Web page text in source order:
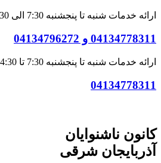
ارائه خدمات شنبه تا پنجشنبه 7:30 الی 13:30
04134778311 و 04134796272
ارائه خدمات شنبه تا پنجشنبه 7:30 تا 14:30
04134778311
کانون ناشنوایان
آذربایجان شرقی